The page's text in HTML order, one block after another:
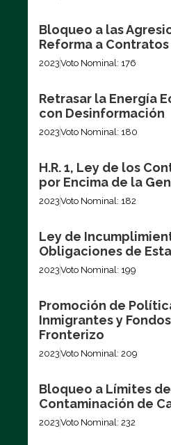
Bloqueo a las
Reforma a
2023Voto Nominal: 176
Retrasar la Energía
con Desinformación
2023Voto Nominal: 180
H.R. 1, Ley de los
por Encima de la
2023Voto Nominal: 182
Ley de
Obligaciones de
2023Voto Nominal: 199
Promoción de
Inmigrantes y
Fronterizo
2023Voto Nominal: 209
Bloqueo a Límites de
Contaminación de
2023Voto Nominal: 232